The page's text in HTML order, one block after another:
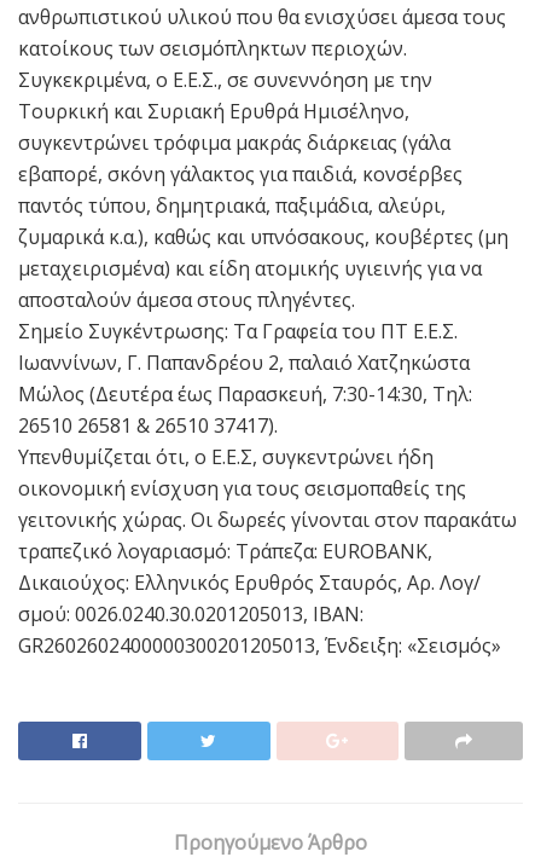
ανθρωπιστικού υλικού που θα ενισχύσει άμεσα τους
κατοίκους των σεισμόπληκτων περιοχών.
Συγκεκριμένα, ο Ε.Ε.Σ., σε συνεννόηση με την
Τουρκική και Συριακή Ερυθρά Ημισέληνο,
συγκεντρώνει τρόφιμα μακράς διάρκειας (γάλα
εβαπορέ, σκόνη γάλακτος για παιδιά, κονσέρβες
παντός τύπου, δημητριακά, παξιμάδια, αλεύρι,
ζυμαρικά κ.α.), καθώς και υπνόσακους, κουβέρτες (μη
μεταχειρισμένα) και είδη ατομικής υγιεινής για να
αποσταλούν άμεσα στους πληγέντες.
Σημείο Συγκέντρωσης: Τα Γραφεία του ΠΤ Ε.Ε.Σ.
Ιωαννίνων, Γ. Παπανδρέου 2, παλαιό Χατζηκώστα
Μώλος (Δευτέρα έως Παρασκευή, 7:30-14:30, Τηλ:
26510 26581 & 26510 37417).
Υπενθυμίζεται ότι, ο Ε.Ε.Σ, συγκεντρώνει ήδη
οικονομική ενίσχυση για τους σεισμοπαθείς της
γειτονικής χώρας. Οι δωρεές γίνονται στον παρακάτω
τραπεζικό λογαριασμό: Τράπεζα: EUROBANK,
Δικαιούχος: Ελληνικός Ερυθρός Σταυρός, Αρ. Λογ/
σμού: 0026.0240.30.0201205013, IBAN:
GR2602602400000300201205013, Ένδειξη: «Σεισμός»
Προηγούμενο Άρθρο